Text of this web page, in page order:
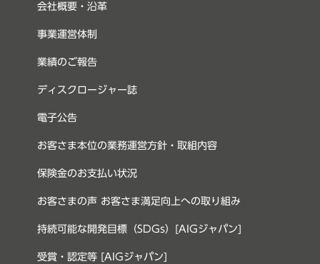
会社概要・沿革
事業運営体制
業績のご報告
ディスクロージャー誌
電子公告
お客さま本位の業務運営方針・取組内容
保険金のお支払い状況
お客さまの声 お客さま満足向上への取り組み
持続可能な開発目標（SDGs）[AIGジャパン]
受賞・認定等 [AIGジャパン]